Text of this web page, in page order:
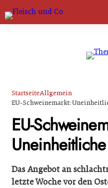
Marktführer
StartseiteAllgemein
EU-Schweinemarkt:
EU-
Das Angebot an
letzte Woche vor den